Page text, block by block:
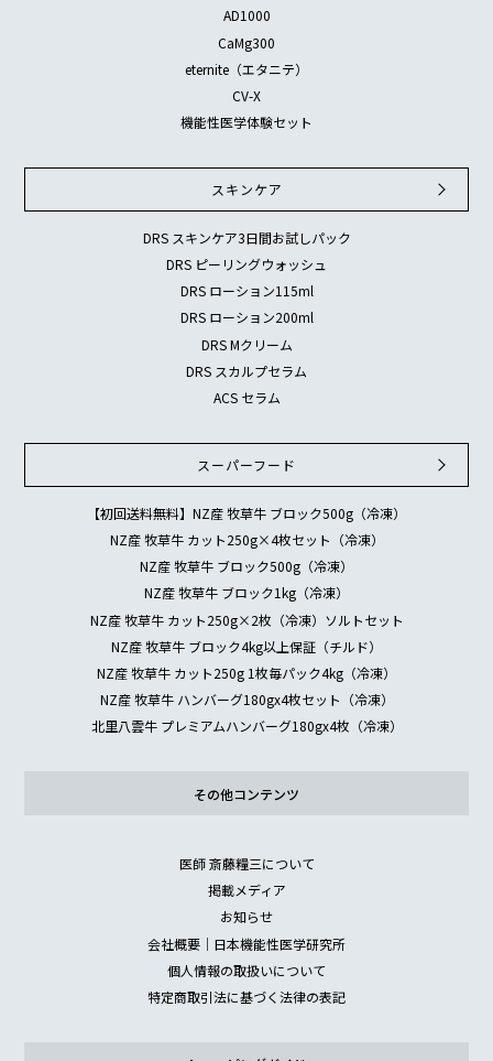
AD1000
CaMg300
eternite（エタニテ）
CV-X
機能性医学体験セット
スキンケア
DRS スキンケア3日間お試しパック
DRS ピーリングウォッシュ
DRS ローション115ml
DRS ローション200ml
DRS Mクリーム
DRS スカルプセラム
ACS セラム
スーパーフード
【初回送料無料】NZ産 牧草牛 ブロック500g（冷凍）
NZ産 牧草牛 カット250g×4枚セット（冷凍）
NZ産 牧草牛 ブロック500g（冷凍）
NZ産 牧草牛 ブロック1kg（冷凍）
NZ産 牧草牛 カット250g×2枚（冷凍）ソルトセット
NZ産 牧草牛 ブロック4kg以上保証（チルド）
NZ産 牧草牛 カット250g 1枚毎パック4kg（冷凍）
NZ産 牧草牛 ハンバーグ180gx4枚セット（冷凍）
北里八雲牛 プレミアムハンバーグ180gx4枚（冷凍）
その他コンテンツ
医師 斎藤糧三について
掲載メディア
お知らせ
会社概要｜日本機能性医学研究所
個人情報の取扱いについて
特定商取引法に基づく法律の表記